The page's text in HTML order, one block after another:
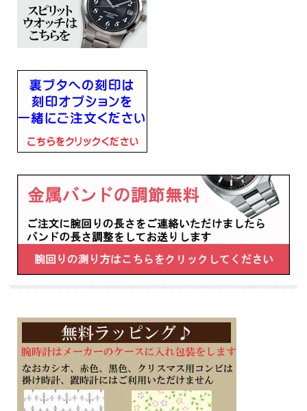
■幅23mm×厚み6.6mm×重さ39g
■キャリバーNo：V117
■腕回りの長さ（最長）178ｍｍ
・過充電防止機能